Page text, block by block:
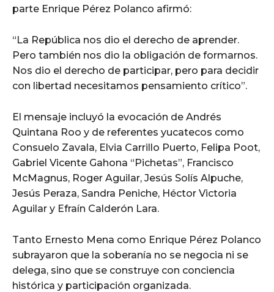
parte Enrique Pérez Polanco afirmó:
“La República nos dio el derecho de aprender.
Pero también nos dio la obligación de formarnos.
Nos dio el derecho de participar, pero para decidir
con libertad necesitamos pensamiento crítico”.
El mensaje incluyó la evocación de Andrés
Quintana Roo y de referentes yucatecos como
Consuelo Zavala, Elvia Carrillo Puerto, Felipa Poot,
Gabriel Vicente Gahona “Pichetas”, Francisco
McMagnus, Roger Aguilar, Jesús Solís Alpuche,
Jesús Peraza, Sandra Peniche, Héctor Victoria
Aguilar y Efraín Calderón Lara.
Tanto Ernesto Mena como Enrique Pérez Polanco
subrayaron que la soberanía no se negocia ni se
delega, sino que se construye con conciencia
histórica y participación organizada.